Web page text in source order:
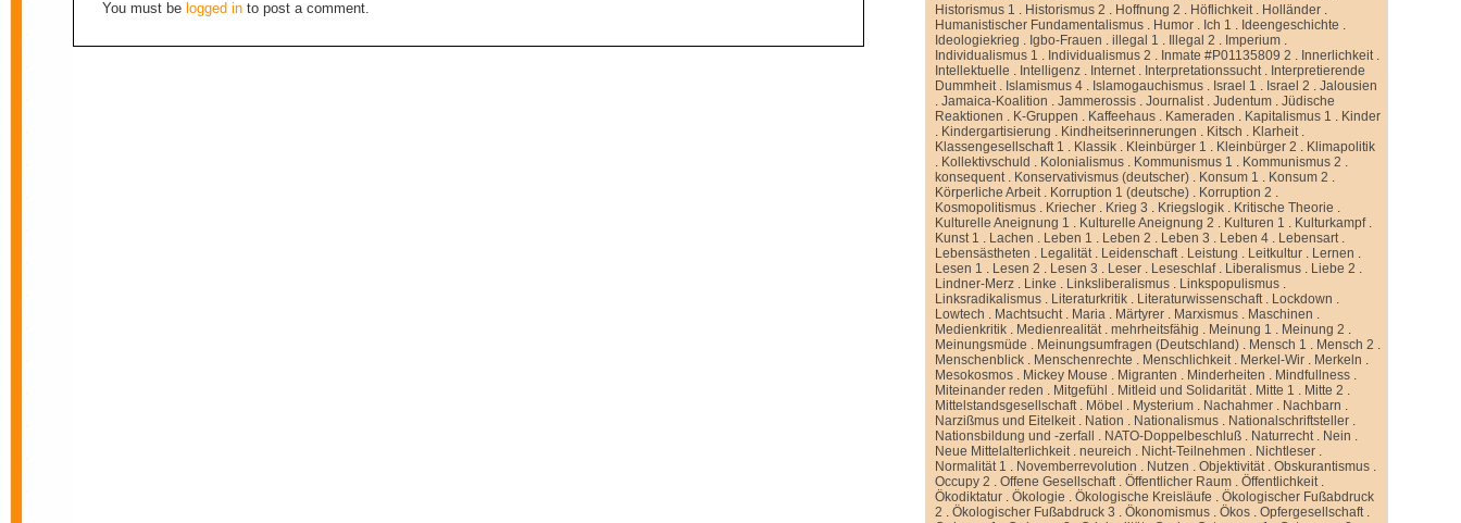
You must be logged in to post a comment.
Historismus 1 . Historismus 2 . Hoffnung 2 . Höflichkeit. Holländer .
Humanistischer Fundamentalismus . Humor . Ich 1 . Ideengeschichte .
Ideologiekrieg . Igbo-Frauen .illegal 1 . Illegal 2 . Imperium .
Individualismus 1 . Individualismus 2 . Inmate #P01135809 2 . Innerlichkeit.
Intellektuelle . Intelligenz . Internet. Interpretationssucht. Interpretierende
Dummheit. Islamismus 4 . Islamogauchismus . Israel 1 . Israel 2 .Jalousien
.Jamaica-Koalition .Jammerossis .Journalist.Judentum .Jüdische
Reaktionen . K-Gruppen . Kaffeehaus . Kameraden . Kapitalismus 1 . Kinder
. Kindergartisierung . Kindheitserinnerungen . Kitsch . Klarheit.
Klassengesellschaft 1 . Klassik . Kleinbürger 1 . Kleinbürger 2 . Klimapolitik
. Kollektivschuld . Kolonialismus . Kommunismus 1 . Kommunismus 2 .
konsequent. Konservativismus (deutscher) . Konsum 1 . Konsum 2 .
Körperliche Arbeit. Korruption 1 (deutsche) . Korruption 2 .
Kosmopolitismus . Kriecher . Krieg 3 . Kriegslogik . Kritische Theorie .
Kulturelle Aneignung 1 . Kulturelle Aneignung 2 . Kulturen 1 . Kulturkampf.
Kunst 1 . Lachen . Leben 1 . Leben 2 . Leben 3 . Leben 4 . Lebensart.
Lebensästheten . Legalität. Leidenschaft. Leistung . Leitkultur . Lernen .
Lesen 1 . Lesen 2 . Lesen 3 . Leser . Leseschlaf. Liberalismus . Liebe 2 .
Lindner-Merz . Linke . Linksliberalismus . Linkspopulismus .
Linksradikalismus . Literaturkritik . Literaturwissenschaft. Lockdown .
Lowtech . Machtsucht. Maria . Märtyrer . Marxismus . Maschinen .
Medienkritik . Medienrealität.mehrheitsfähig . Meinung 1 . Meinung 2 .
Meinungsmüde . Meinungsumfragen (Deutschland) . Mensch 1 . Mensch 2 .
Menschenblick . Menschenrechte . Menschlichkeit. Merkel-Wir . Merkeln .
Mesokosmos . Mickey Mouse . Migranten . Minderheiten . Mindfullness .
Miteinander reden . Mitgefühl . Mitleid und Solidarität. Mitte 1 . Mitte 2 .
Mittelstandsgesellschaft. Möbel . Mysterium . Nachahmer . Nachbarn .
Narzißmus und Eitelkeit. Nation . Nationalismus . Nationalschriftsteller .
Nationsbildung und -zerfall
. NATO-Doppelbeschluß . Naturrecht. Nein .
Neue Mittelalterlichkeit.neureich . Nicht-Teilnehmen . Nichtleser .
Normalität 1 . Novemberrevolution . Nutzen .Objektivität.Obskurantismus .
Occupy 2 .Offene Gesellschaft.Öffentlicher Raum .Öffentlichkeit.
Ökodiktatur .Ökologie .Ökologische Kreisläufe .Ökologischer Fußabdruck
2 .Ökologischer Fußabdruck 3 .Ökonomismus .Ökos .Opfergesellschaft.